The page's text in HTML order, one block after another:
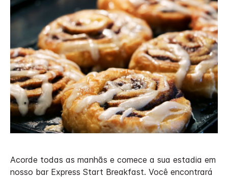
Acorde todas as manhãs e comece a sua estadia em
nosso bar Express Start Breakfast. Você encontrará